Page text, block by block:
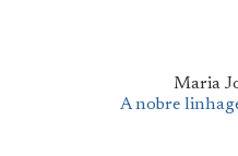
Maria
A nobre